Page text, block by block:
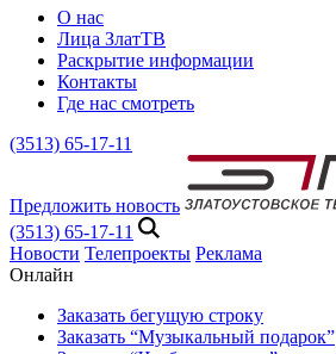
О нас
Лица ЗлатТВ
Раскрытие информации
Контакты
Где нас смотреть
(3513) 65-17-11
Предложить новость
(3513) 65-17-11
Новости Телепроекты Реклама
Онлайн
Заказать бегущую строку
Заказать “Музыкальный подарок”